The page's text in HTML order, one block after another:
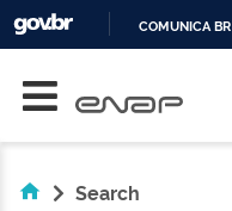
COMUNICA BR
Search